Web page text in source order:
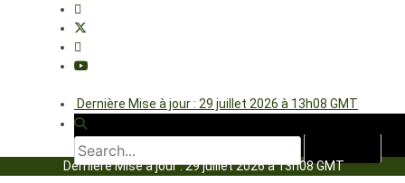
Dernière Mise à jour : 29 juillet 2026 à 13h08 GMT
Dernière Mise à jour : 29 juillet 2026 à 13h08 GMT